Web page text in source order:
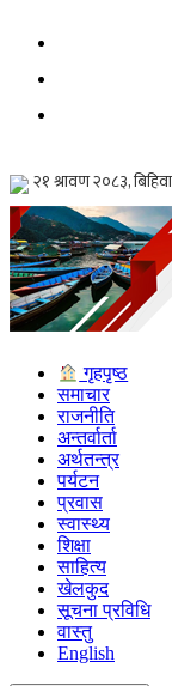
गृहपृष्ठ
समाचार
राजनीति
अन्तर्वार्ता
अर्थतन्त्र
पर्यटन
प्रवास
स्वास्थ्य
शिक्षा
साहित्य
खेलकुद
सूचना प्रविधि
वास्तु
English